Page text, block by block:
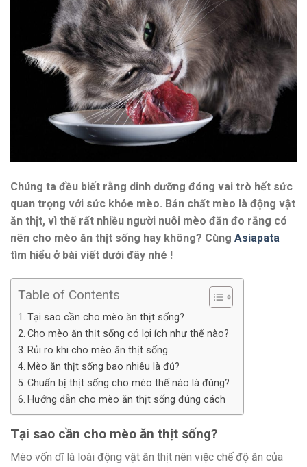
Chúng ta đều biết rằng dinh dưỡng đóng vai trò hết sức
quan trọng với sức khỏe mèo. Bản chất mèo là động vật
ăn thịt, vì thế rất nhiều người nuôi mèo đắn đo rằng có
nên cho mèo ăn thịt sống hay không? Cùng Asiapata
tìm hiểu ở bài viết dưới đây nhé !
Table of Contents
Tại sao cần cho mèo ăn thịt sống?
Cho mèo ăn thịt sống có lợi ích như thế nào?
Rủi ro khi cho mèo ăn thịt sống
Mèo ăn thịt sống bao nhiêu là đủ?
Chuẩn bị thịt sống cho mèo thế nào là đúng?
Hướng dẫn cho mèo ăn thịt sống đúng cách
Tại sao cần cho mèo ăn thịt sống?
Mèo vốn dĩ là loài động vật ăn thịt nên việc chế độ ăn của